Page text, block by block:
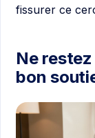
fissurer ce
Ne
bon